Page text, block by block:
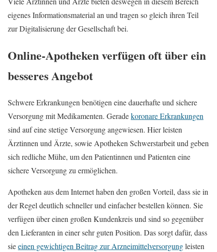
eigenes Informationsmaterial an und tragen so gleich ihren Teil
zur Digitalisierung der Gesellschaft bei.
Online-Apotheken verfügen oft über ein
besseres Angebot
Schwere Erkrankungen benötigen eine dauerhafte und sichere
Versorgung mit Medikamenten. Geradekoronare Erkrankungen
sind auf eine stetige Versorgung angewiesen. Hier leisten
Ärztinnen und Ärzte, sowie Apotheken Schwerstarbeit und geben
sich redliche Mühe, um den Patientinnen und Patienten eine
sichere Versorgung zu ermöglichen.
Apotheken aus dem Internet haben den großen Vorteil, dass sie in
der Regel deutlich schneller und einfacher bestellen können. Sie
verfügen über einen großen Kundenkreis und sind so gegenüber
den Lieferanten in einer sehr guten Position. Das sorgt dafür, dass
sieeinen gewichtigen Beitrag zur Arzneimittelversorgungleisten